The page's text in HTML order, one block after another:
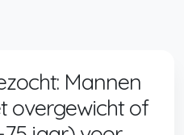
Mannen
overgewicht of